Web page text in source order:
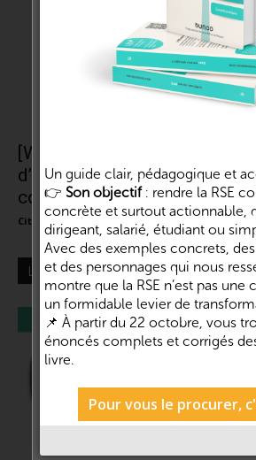
[Webinaire] L’éco-
d’expérience | Marie Cussol
conception
Cité de la RSE et de l'impact - 1 juin 2021
LES + LUS
Un guide clair, pédagogique et
👉 Son objectif: rendre la RSE
concrète et surtout actionnable,
dirigeant, salarié, étudiant ou
Avec des exemples concrets,
et des personnages qui nous
montre que la RSE n’est pas une
un formidable levier de
📌 À partir du 22 octobre, vous
énoncés complets et corrigés
livre.
Pour vous le procurer,